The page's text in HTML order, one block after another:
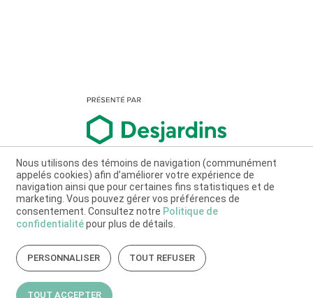
Nous utilisons des témoins de navigation (communément
appelés cookies) afin d’améliorer votre expérience de
navigation ainsi que pour certaines fins statistiques et de
marketing. Vous pouvez gérer vos préférences de
consentement. Consultez notre Politique de
confidentialitépour plus de détails.
PERSONNALISER TOUT REFUSER
TOUT ACCEPTER